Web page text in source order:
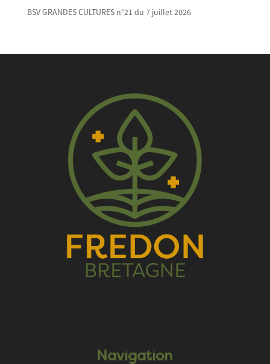
BSV GRANDES CULTURES n°21 du 7 juillet 2026
Navigation